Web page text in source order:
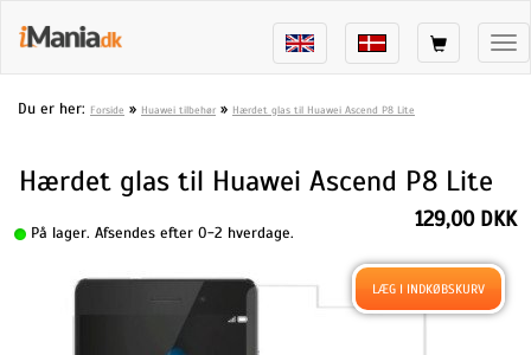
Du er her: Forside » Huawei tilbehør » Hærdet glas til Huawei Ascend P8 Lite
Hærdet glas til Huawei Ascend P8 Lite
På lager. Afsendes efter 0-2 hverdage.
129,00 DKK